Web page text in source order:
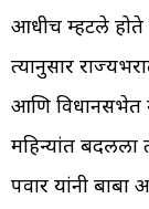
आधीच म्हटले होते
त्यानुसार
आणि विधानसभेत
महिन्यांत बदलला
पवार यांनी बाबा